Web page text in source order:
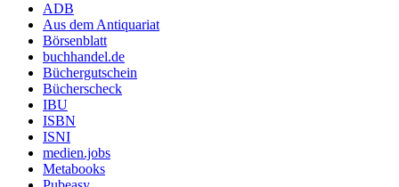
ADB
Aus dem Antiquariat
Börsenblatt
buchhandel.de
Büchergutschein
Bücherscheck
IBU
ISBN
ISNI
medien.jobs
Metabooks